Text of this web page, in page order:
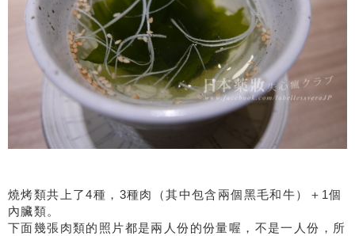
燒烤類共上了4種，3種肉（其中包含兩個黑毛和牛）＋1個
內臟類。
下面幾張肉類的照片都是兩人份的份量喔，不是一人份，所